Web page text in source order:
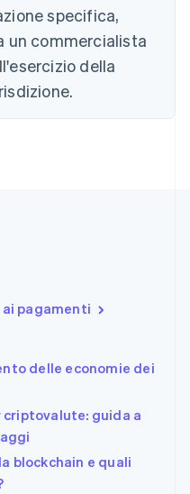
specifica,
un commercialista
della
pagamenti
delle economie dei
guida a
blockchain e quali